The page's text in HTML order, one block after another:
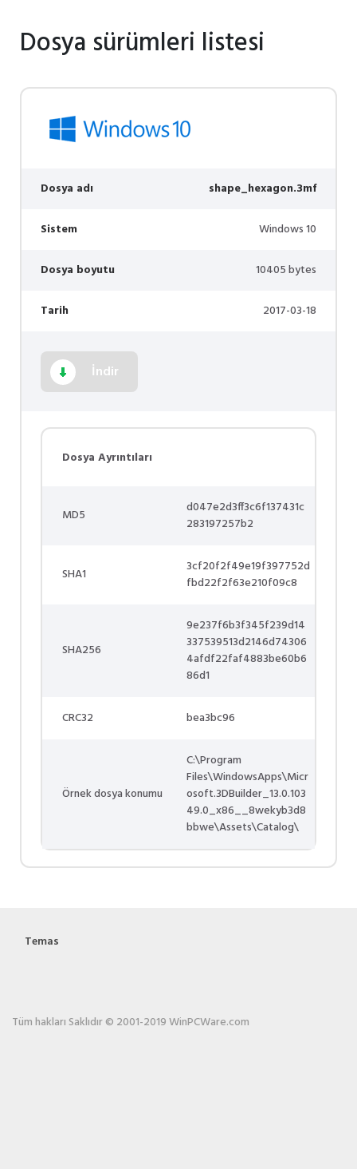
Dosya sürümleri listesi
Dosya adı shape_hexagon.3mf
Sistem Windows 10
Dosya boyutu 10405 bytes
Tarih 2017-03-18
İndir
Dosya Ayrıntıları
MD5
d047e2d3ff3c6f137431c
283197257b2
SHA1
3cf20f2f49e19f397752d
fbd22f2f63e210f09c8
SHA256
9e237f6b3f345f239d14
337539513d2146d74306
4afdf22faf4883be60b6
86d1
CRC32 bea3bc96
Örnek dosya konumu
C:\Program
Files\WindowsApps\Micr
osoft.3DBuilder_13.0.103
49.0_x86__8wekyb3d8
bbwe\Assets\Catalog\
Temas
Tüm hakları Saklıdır © 2001-2019 WinPCWare.com